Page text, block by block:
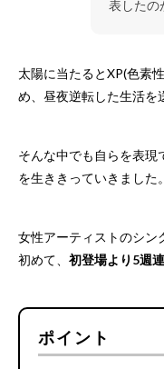
表したの
太陽に当たるとXP(色素
め、昼夜逆転した生活を
そんな中でも自らを表現
を生ききっていきました。
女性アーティストのシン
初めて、 初登場より5週
ポイント